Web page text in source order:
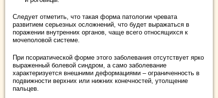
Следует отметить, что такая форма патологии чревата
развитием серьезных осложнений, что будет выражаться в
поражении внутренних органов, чаще всего относящихся к
мочеполовой системе.
При псориатической форме этого заболевания отсутствует ярко
выраженный болевой синдром, а само заболевание
характеризуется внешними деформациями – ограниченность в
подвижности верхних или нижних конечностей, утолщение
пальцев.